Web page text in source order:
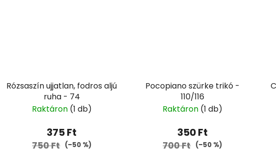
Rózsaszín ujjatlan, fodros aljú
ruha - 74
Raktáron (1 db)
375 Ft
750 Ft (–50 %)
Pocopiano szürke trikó -
110/116
Raktáron (1 db)
350 Ft
700 Ft (–50 %)